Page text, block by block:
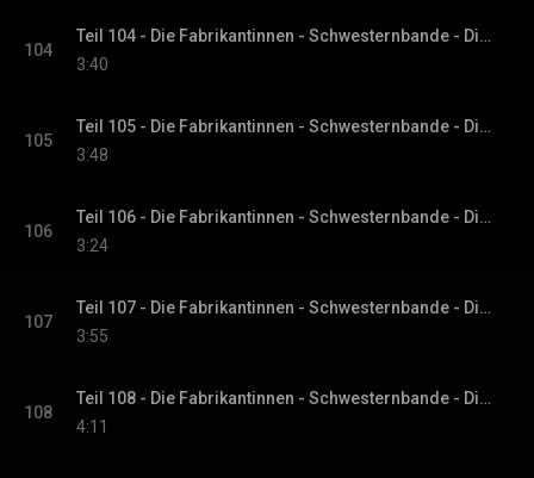
104
Teil 104 - Die Fabrikantinnen - Schwesternbande - Die Fabrikantinnen-Saga, Band 1
3:40
105
Teil 105 - Die Fabrikantinnen - Schwesternbande - Die Fabrikantinnen-Saga, Band 1
3:48
106
Teil 106 - Die Fabrikantinnen - Schwesternbande - Die Fabrikantinnen-Saga, Band 1
3:24
107
Teil 107 - Die Fabrikantinnen - Schwesternbande - Die Fabrikantinnen-Saga, Band 1
3:55
108
Teil 108 - Die Fabrikantinnen - Schwesternbande - Die Fabrikantinnen-Saga, Band 1
4:11